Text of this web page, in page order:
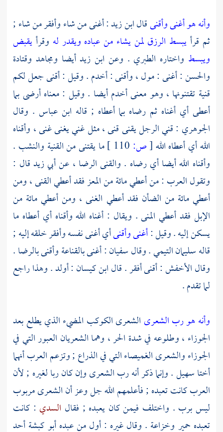
وأنه هو أغنى وأقنىقالابن زيد: أغنى من شاء وأفقر من شاء ;
ثم قرأيبسط الرزق لمن يشاء من عباده ويقدر له وقرأيقبض
ويبسط واختاره الطبري . وعن ابن زيدأيضا ومجاهد وقتادة
والحسن: أغنى : مول ، وأقنى : أخدم . وقيل : أقنى جعل لكم
قنية تقتنونها ، وهو معنى أخدم أيضا . وقيل : معناه أرضى بما
أعطى أي أغناه ثم رضاه بما أعطاه ; قاله ابن عباس . وقال
الجوهري : قني الرجل يقنى قنى ، مثل غني يغنى غنى ، وأقناه
الله أي أعطاه الله[ص:
ما يقتنى من القنية والنشب .
وأقناه الله أيضا أي رضاه . والقنى الرضا ، عنأبي زيدقال :
وتقول العرب : من أعطي مائة من المعز فقد أعطي القنى ، ومن
أعطي مائة من الضأن فقد أعطي الغنى ، ومن أعطي مائة من
الإبل فقد أعطي المنى . ويقال : أغناه الله وأقناه أي أعطاه ما
يسكن إليه . وقيل :أغنى وأقنىأي أغنى نفسه وأفقر خلقه إليه ;
قالهسليمان التيمي. وقالسفيان: أغنى بالقناعة وأقنى بالرضا .
وقالالأخفش: أقنى أفقر . قالابن كيسان : أولد . وهذا راجع
لما تقدم .
وأنه هو رب الشعرى الشعرى الكوكب المضيء الذي يطلع بعد
الجوزاء ، وطلوعه في شدة الحر ، وهما الشعريان العبور التي في
الجوزاء والشعرى الغميصاء التي في الذراع ; وتزعم العرب أنهما
أختاسهيل. وإنما ذكر أنه رب الشعرى وإن كان ربا لغيره ; لأن
العرب كانت تعبده ; فأعلمهم الله جل وعز أن الشعرى مربوب
ليس برب . واختلف فيمن كان يعبده ; فقال السدي : كانت
تعبده حمير وخزاعة . وقال غيره : أول من عبدهأبو كبشةأحد